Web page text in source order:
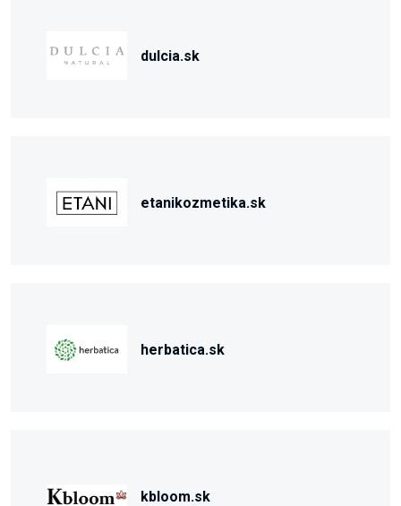
dulcia.sk
etanikozmetika.sk
herbatica.sk
kbloom.sk